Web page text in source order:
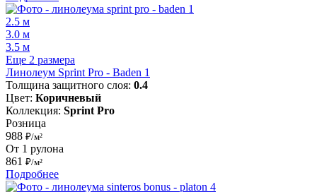
2.5 м
3.0 м
3.5 м
Еще 2 размера
Линолеум Sprint Pro - Baden 1
Толщина защитного слоя: 0.4
Цвет: Коричневый
Коллекция: Sprint Pro
Розница
988 ₽/м²
От 1 рулона
861 ₽/м²
Подробнее